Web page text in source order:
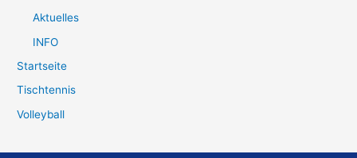
Aktuelles
INFO
Startseite
Tischtennis
Volleyball